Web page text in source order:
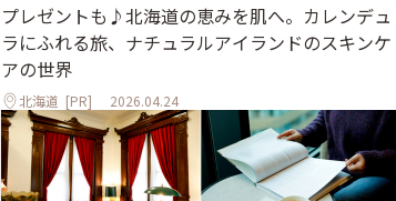
プレゼントも♪北海道の恵みを肌へ。カレンデュ
ラにふれる旅、ナチュラルアイランドのスキンケ
アの世界
北海道 [PR] 2026.04.24